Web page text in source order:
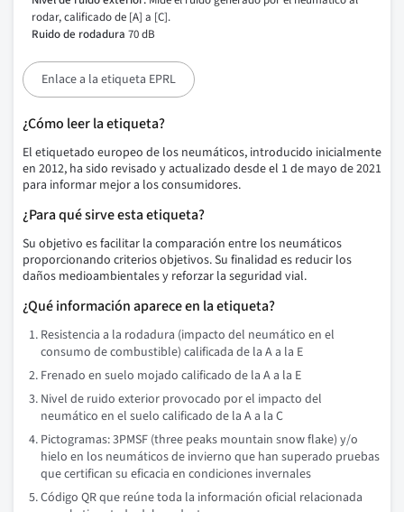
rodar, calificado de [A] a [C].
Ruido de rodadura 70 dB
Enlace a la etiqueta EPRL
¿Cómo leer la etiqueta?
El etiquetado europeo de los neumáticos, introducido inicialmente
en 2012, ha sido revisado y actualizado desde el 1 de mayo de 2021
para informar mejor a los consumidores.
¿Para qué sirve esta etiqueta?
Su objetivo es facilitar la comparación entre los neumáticos
proporcionando criterios objetivos. Su finalidad es reducir los
daños medioambientales y reforzar la seguridad vial.
¿Qué información aparece en la etiqueta?
Resistencia a la rodadura (impacto del neumático en el
consumo de combustible) calificada de la A a la E
Frenado en suelo mojado calificado de la A a la E
Nivel de ruido exterior provocado por el impacto del
neumático en el suelo calificado de la A a la C
Pictogramas: 3PMSF (three peaks mountain snow flake) y/o
hielo en los neumáticos de invierno que han superado pruebas
que certifican su eficacia en condiciones invernales
Código QR que reúne toda la información oficial relacionada